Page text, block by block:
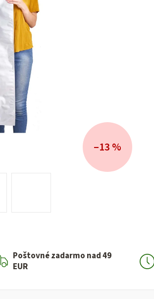
–13 %
Poštovné zadarmo nad 49
EUR